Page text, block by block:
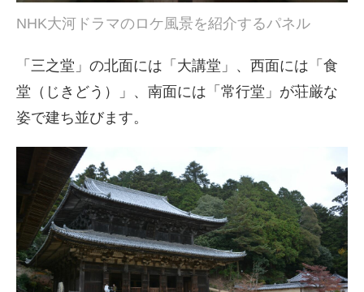
NHK大河ドラマのロケ風景を紹介するパネル
「三之堂」の北面には「大講堂」、西面には「食
堂（じきどう）」、南面には「常行堂」が荘厳な
姿で建ち並びます。